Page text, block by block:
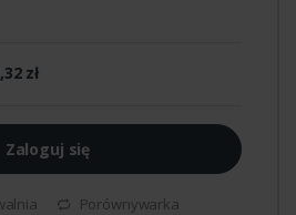
zł
Zaloguj się
Porównywarka